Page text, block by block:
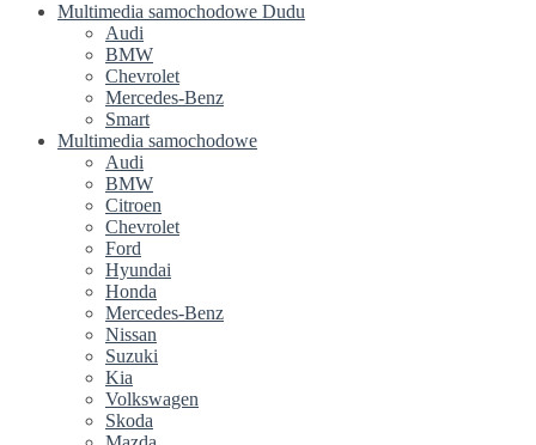
Multimedia samochodowe Dudu
Audi
BMW
Chevrolet
Mercedes-Benz
Smart
Multimedia samochodowe
Audi
BMW
Citroen
Chevrolet
Ford
Hyundai
Honda
Mercedes-Benz
Nissan
Suzuki
Kia
Volkswagen
Skoda